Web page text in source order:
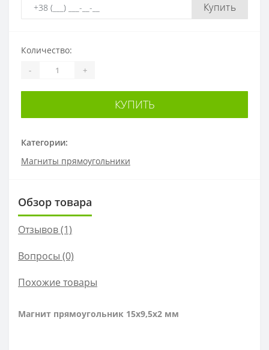
Купить
Категории:
Магниты прямоугольники
Количество:
- +
КУПИТЬ
Обзор товара
Отзывов (1)
Вопросы (0)
Похожие товары
Магнит прямоугольник 15х9,5х2 мм